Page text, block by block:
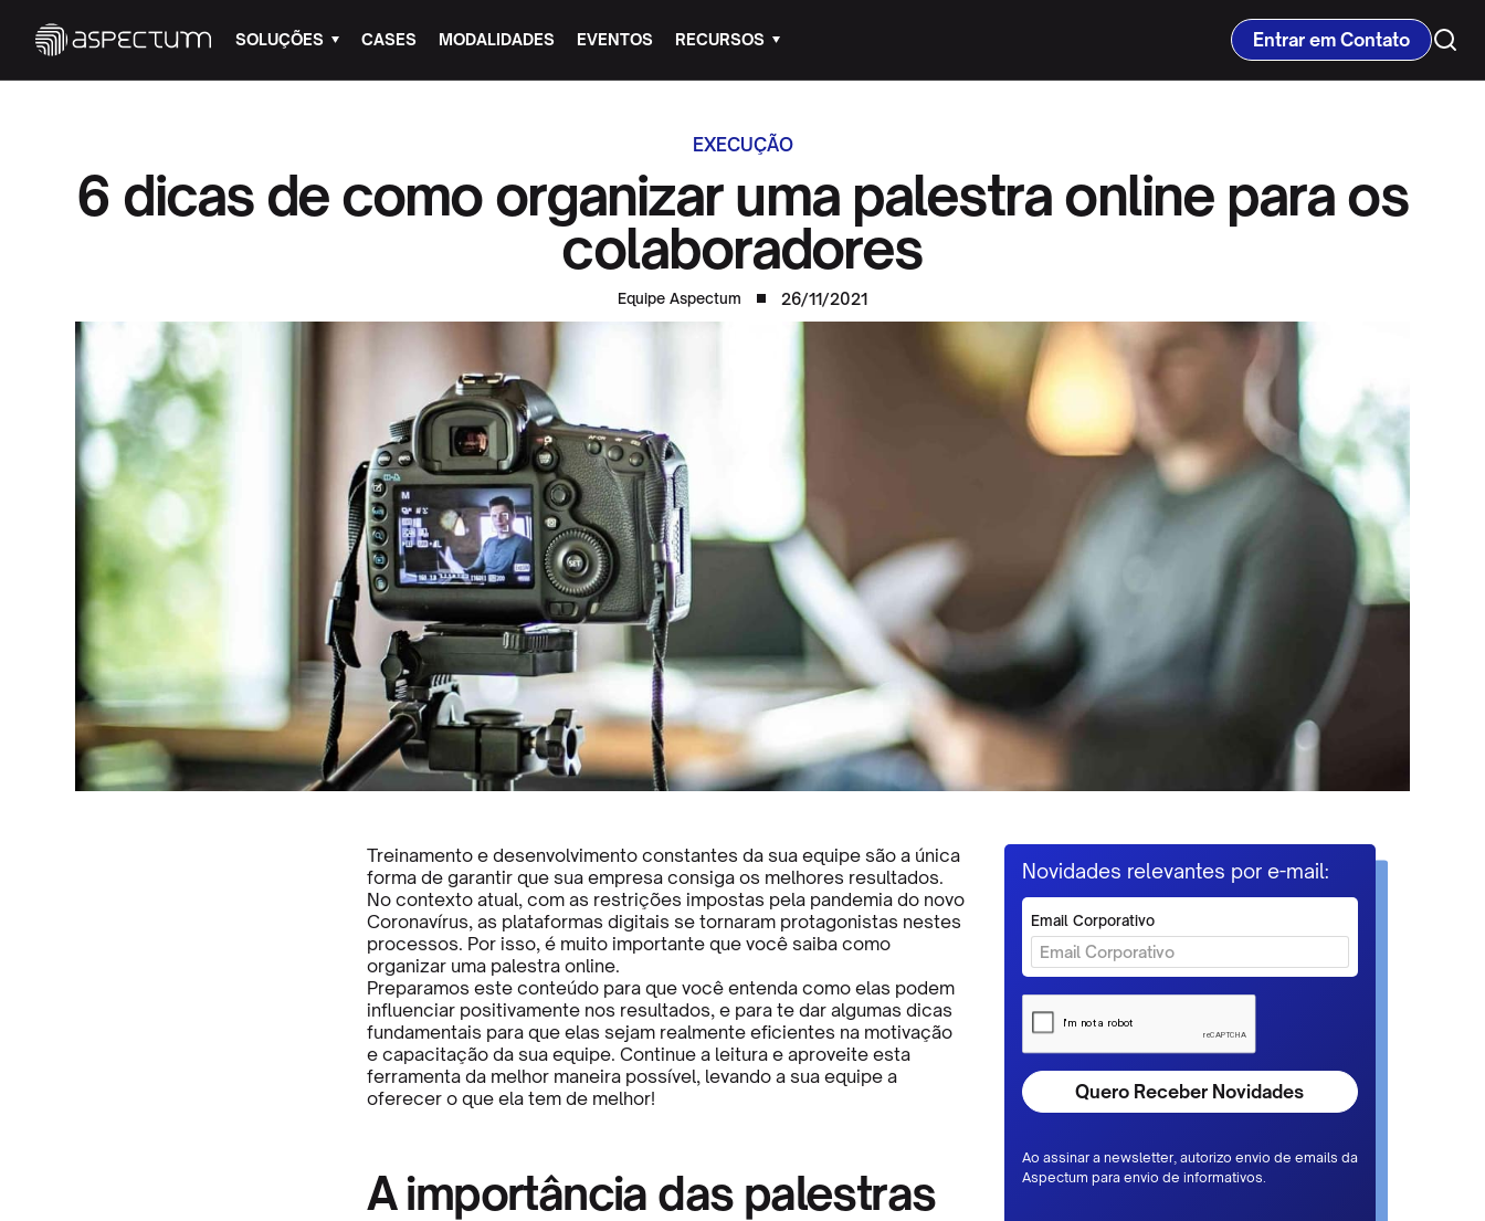
SOLUÇÕES CASES MODALIDADES EVENTOS RECURSOS Entrar em Contato
EXECUÇÃO
6 dicas de como organizar uma palestra online para os
colaboradores
Equipe Aspectum 26/11/2021
Treinamento e desenvolvimento constantes da sua equipe são a única
forma de garantir que sua empresa consiga os melhores resultados.
No contexto atual, com as restrições impostas pela pandemia do novo
Coronavírus, as plataformas digitais se tornaram protagonistas nestes
processos. Por isso, é muito importante que você saiba como
organizar uma palestra online.
Preparamos este conteúdo para que você entenda como elas podem
influenciar positivamente nos resultados, e para te dar algumas dicas
fundamentais para que elas sejam realmente eficientes na motivação
e capacitação da sua equipe. Continue a leitura e aproveite esta
ferramenta da melhor maneira possível, levando a sua equipe a
oferecer o que ela tem de melhor!
A importância das palestras
Novidades relevantes por e-mail:
Email Corporativo
Ao assinar a newsletter, autorizo envio de emails da
Aspectum para envio de informativos.